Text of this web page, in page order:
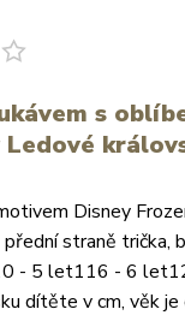
s
Ledové
Disney
straně trička,
- 5 let116 - 6
dítěte v cm, věk je